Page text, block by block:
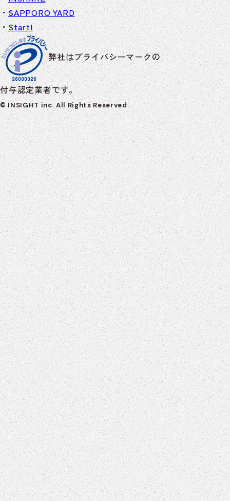
SAPPORO YARD
Start!
弊社はプライバシーマークの
付与認定業者です。
© INSIGHT inc. All Rights Reserved.